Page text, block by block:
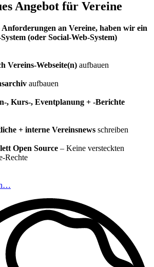
Angebot für Vereine
Anforderungen an Vereine, haben wir ein
(oder Social-Web-System)
Vereins-Webseite(n) aufbauen
aufbauen
, Kurs-, Eventplanung + -Berichte
+ interne Vereinsnews schreiben
Open Source – Keine versteckten
Rechte